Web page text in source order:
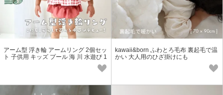
アーム型 浮き輪 アームリング 2個セッ
ト 子供用 キッズ プール 海 川 水遊び 1
kawaii&born ふわとろ毛布 裏起毛で温
かい 大人用のひざ掛けにも